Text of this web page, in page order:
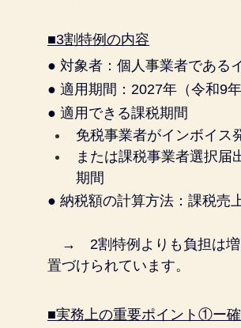
■3割特例の内容
● 対象者：個人事業者である
● 適用期間：2027年（令和9
● 適用できる課税期間
免税事業者がインボイス
または課税事業者選択届
期間
● 納税額の計算方法：課税売
→　2割特例よりも負担は増
置づけられています。
■実務上の重要ポイント①ー